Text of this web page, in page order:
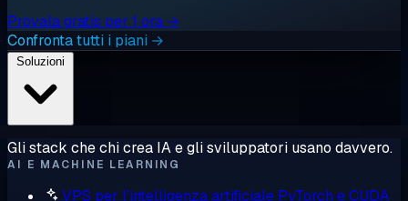
Provala gratis per 1 ora →
Confronta tutti i piani →
Gli stack che chi crea IA e gli sviluppatori usano davvero.
AI E MACHINE LEARNING
VPS per l'intelligenza artificiale PyTorch e CUDA